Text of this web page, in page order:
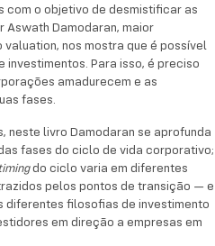
transição — e as
as diferentes filosofias
elas devem guiar os
empresas em fases
gestor ou investidor
das finanças
definitivo para
ou novatos.
com o objetivo de desmistificar as
Damodaran, maior
nos mostra que é possível
Para isso, é preciso
amadurecem e as
fases.
neste livro Damodaran se aprofunda
fases do ciclo de vida corporativo;
timingdo ciclo varia em diferentes
pelos pontos de transição — e
diferentes filosofias de investimento
em direção a empresas em